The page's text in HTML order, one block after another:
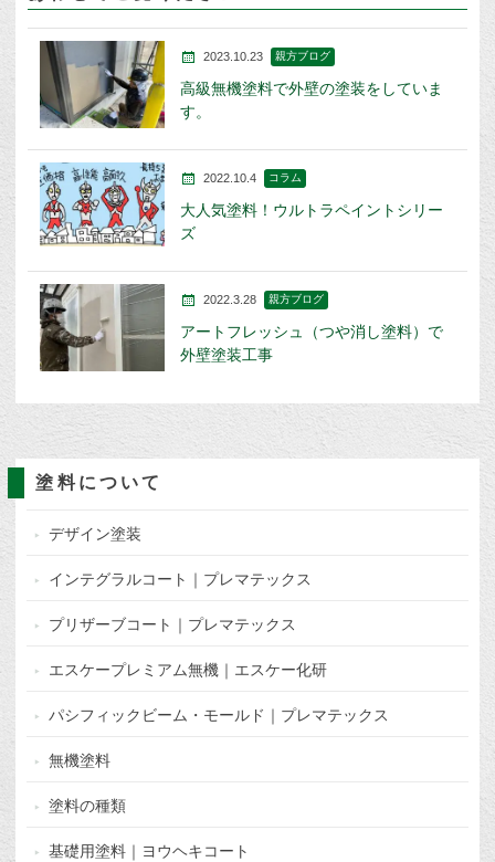
2023.10.23 親方ブログ
高級無機塗料で外壁の塗装をしていま
す。
2022.10.4 コラム
大人気塗料！ウルトラペイントシリー
ズ
2022.3.28 親方ブログ
アートフレッシュ（つや消し塗料）で
外壁塗装工事
塗料について
デザイン塗装
インテグラルコート｜プレマテックス
プリザーブコート｜プレマテックス
エスケープレミアム無機｜エスケー化研
パシフィックビーム・モールド｜プレマテックス
無機塗料
塗料の種類
基礎用塗料｜ヨウヘキコート